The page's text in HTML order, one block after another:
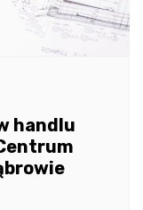
handlu